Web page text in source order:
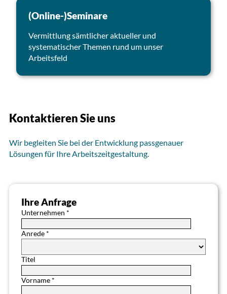
(Online-)Seminare
Vermittlung sämtlicher aktueller und
systematischer Themen rund um unser
Arbeitsfeld
Kontaktieren Sie uns
Wir begleiten Sie bei der Entwicklung passgenauer
Lösungen für Ihre Arbeitszeitgestaltung.
Ihre Anfrage
Unternehmen *
Anrede *
Titel
Vorname *